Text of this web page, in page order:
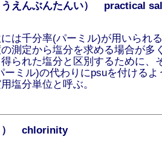
うえんぶんたんい） practical
は千分率(パーミル)が用いられ
測定から塩分を求める場合が多
られた塩分と区別するために、
ーミル)の代わりにpsuを付けるよ
塩分単位と呼ぶ。
） chlorinity